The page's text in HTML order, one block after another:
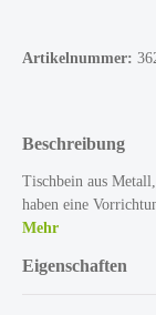
Artikelnummer:
Beschreibung
Tischbein aus
haben eine
Mehr
Eigenschaften